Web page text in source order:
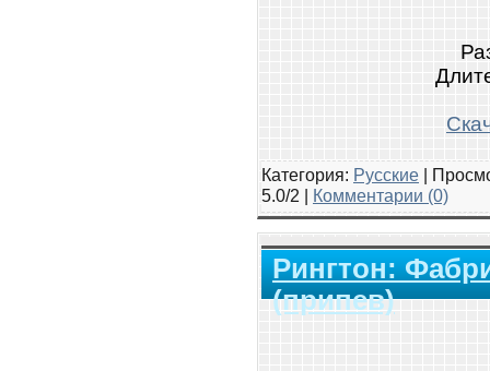
Категория: Русские |
5.0/2 | Комментарии (0)
Рингтон:
(припев)